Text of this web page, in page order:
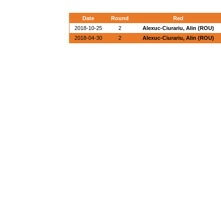
Date Round
Red
2018-10-25
2
Alexuc-Ciurariu, Alin (ROU)
2018-04-30
2 Alexuc-Ciurariu, Alin (ROU)